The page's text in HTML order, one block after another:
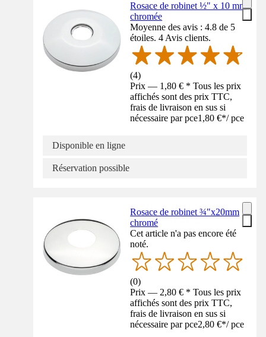
Rosace de robinet ½" x 10 mm
chromée
Moyenne des avis : 4.8 de 5
étoiles. 4 Avis clients.
(4)
Prix — 1,80 € * Tous les prix
affichés sont des prix TTC,
frais de livraison en sus si
nécessaire par pce1,80 €*/ pce
Disponible en ligne
Réservation possible
Rosace de robinet ¾"x20mm
chromé
Cet article n'a pas encore été
noté.
(0)
Prix — 2,80 € * Tous les prix
affichés sont des prix TTC,
frais de livraison en sus si
nécessaire par pce2,80 €*/ pce